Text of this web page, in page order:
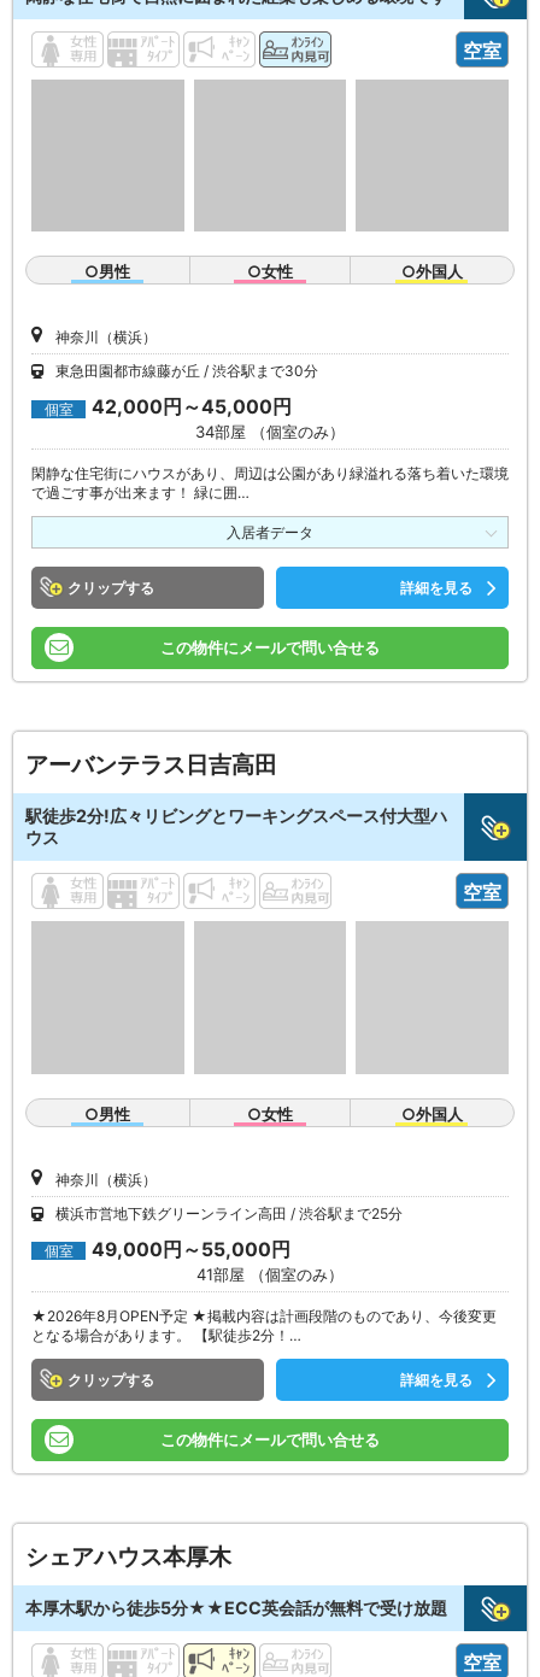
空室
○男性 ○女性 ○外国人
神奈川（横浜）
東急田園都市線藤が丘
渋谷駅まで30分
個室 42,000円～45,000円
34部屋 （個室のみ）
閑静な住宅街にハウスがあり、周辺は公園があり緑溢れる落ち着いた環境
で過ごす事が出来ます！ 緑に囲…
入居者データ
クリップ 詳細を見る
この物件にメールで問い合せる
アーバンテラス日吉高田
駅徒歩2分!広々リビングとワーキングスペース付大型ハ
ウス
空室
○男性 ○女性 ○外国人
神奈川（横浜）
横浜市営地下鉄グリーンライン高田
渋谷駅まで25分
個室 49,000円～55,000円
41部屋 （個室のみ）
★2026年8月OPEN予定 ★掲載内容は計画段階のものであり、今後変更
となる場合があります。 【駅徒歩2分！…
クリップ 詳細を見る
この物件にメールで問い合せる
シェアハウス本厚木
本厚木駅から徒歩5分★★ECC英会話が無料で受け放題
空室